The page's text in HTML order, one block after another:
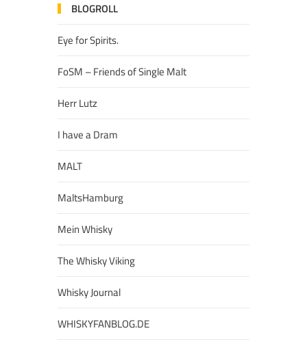
BLOGROLL
Eye for Spirits.
FoSM – Friends of Single Malt
Herr Lutz
I have a Dram
MALT
MaltsHamburg
Mein Whisky
The Whisky Viking
Whisky Journal
WHISKYFANBLOG.DE